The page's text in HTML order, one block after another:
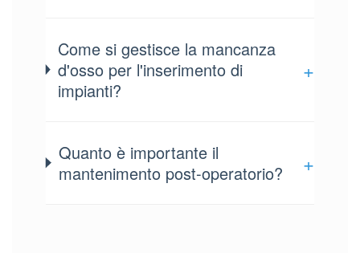
Come si gestisce la mancanza
d'osso per l'inserimento di
impianti?
+
Quanto è importante il
mantenimento post-operatorio?
+